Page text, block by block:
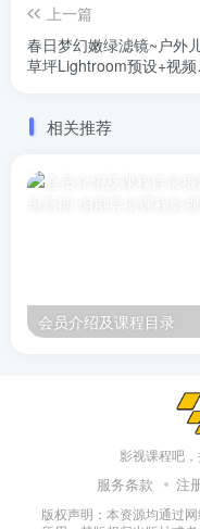
上一篇
春日梦幻嫩绿滤镜~户外
草坪Lightroom预设+视频
相关推荐
会员介绍及课程目录
影视课程吧
服务条款 注
版权声明：本资源均通过